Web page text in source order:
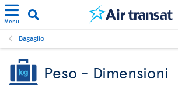
Menu
Bagaglio
Peso - Dimensioni